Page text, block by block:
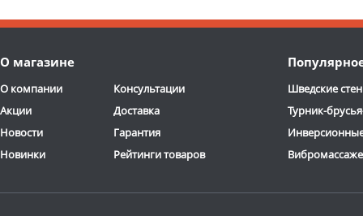
О магазине
О компании
Акции
Новости
Новинки
Консультации
Доставка
Гарантия
Рейтинги товаров
Шведские
Турник-